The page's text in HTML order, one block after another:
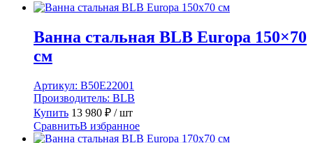
Ванна стальная BLB Europa 150×70
см
Артикул: B50E22001
Производитель: BLB
Купить 13 980 ₽ / шт
СравнитьВ избранное